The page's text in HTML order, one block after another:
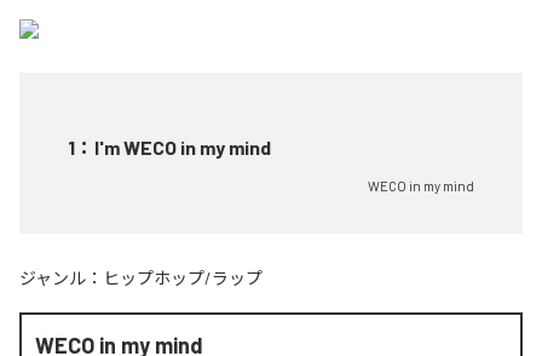
1 ： I'm WECO in my mind
WECO in my mind
ジャンル： ヒップホップ/ラップ
WECO in my mind